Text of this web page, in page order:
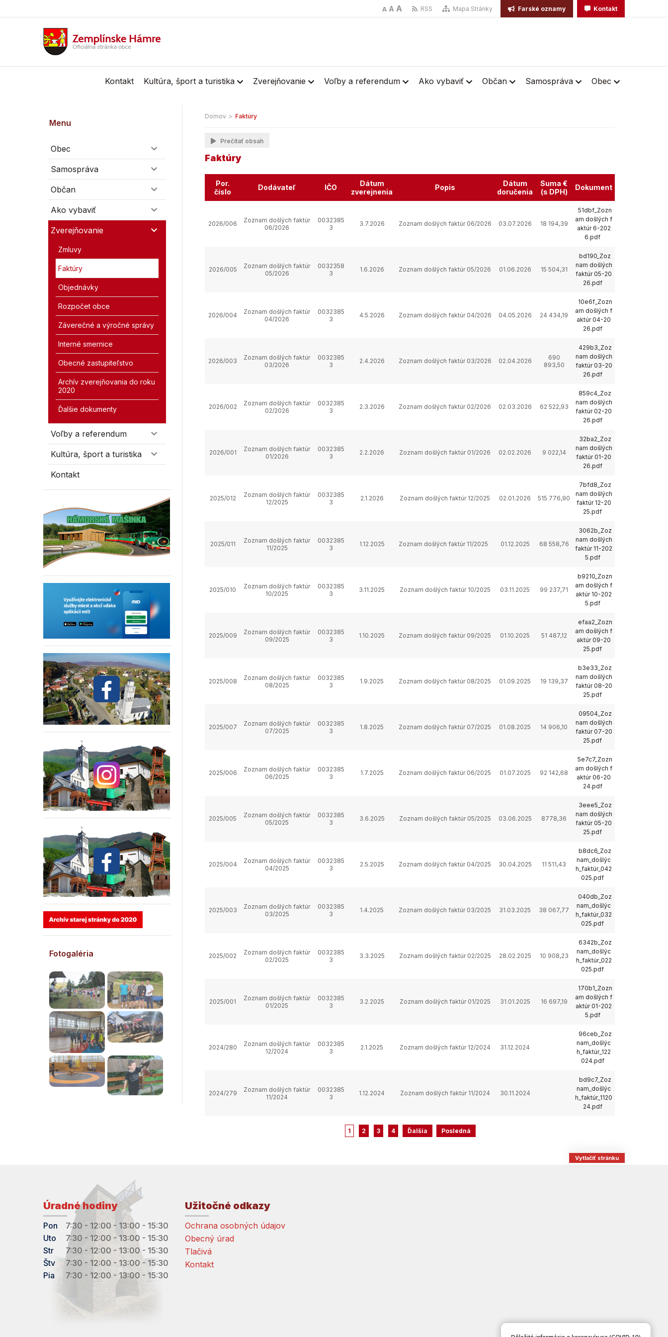
A A A RSS Mapa Stránky Farské oznamy Kontakt
Kontakt Kultúra, šport a turistika Zverejňovanie Voľby a referendum Ako vybaviť Občan Samospráva Obec
Menu
Obec
Samospráva
Občan
Ako vybaviť
Zverejňovanie
Zmluvy
Faktúry
Objednávky
Rozpočet obce
Záverečné a výročné správy
Interné smernice
Obecné zastupiteľstvo
Archív zverejňovania do roku
2020
Ďalšie dokumenty
Voľby a referendum
Kultúra, šport a turistika
Kontakt
Fotogaléria
Domov > Faktúry
Prečítať obsah
Faktúry
Por.
číslo
Dodávateľ IČO
Dátum
zverejnenia
Popis
Dátum
doručenia
Suma €
(s DPH)
Dokument
2026/006
Zoznam došlých faktúr
06/2026
0032385
3
3.7.2026 Zoznam došlých faktúr 06/2026 03.07.2026 18 194,39
51dbf_Zozn
am došlých f
aktúr 6-202
6.pdf
2026/005
Zoznam došlých faktúr
05/2026
0032358
3
1.6.2026 Zoznam došlých faktúr 05/2026 01.06.2026 15 504,31
bd190_Zoz
nam došlých
faktúr 05-20
26.pdf
2026/004
Zoznam došlých faktúr
04/2026
0032385
3
4.5.2026 Zoznam došlých faktúr 04/2026 04.05.2026 24 434,19
10e6f_Zozn
am došlých f
aktúr 04-20
26.pdf
2026/003
Zoznam došlých faktúr
03/2026
0032385
3
2.4.2026 Zoznam došlých faktúr 03/2026 02.04.2026
690
893,50
429b3_Zoz
nam došlých
faktúr 03-20
26.pdf
2026/002
Zoznam došlých faktúr
02/2026
0032385
3
2.3.2026 Zoznam došlých faktúr 02/2026 02.03.2026 62 522,93
859c4_Zoz
nam došlých
faktúr 02-20
26.pdf
2026/001
Zoznam došlých faktúr
01/2026
0032385
3
2.2.2026 Zoznam došlých faktúr 01/2026 02.02.2026 9 022,14
32ba2_Zoz
nam došlých
faktúr 01-20
26.pdf
2025/012
Zoznam došlých faktúr
12/2025
0032385
3
2.1.2026 Zoznam došlých faktúr 12/2025 02.01.2026 515 776,90
7bfd8_Zoz
nam došlých
faktúr 12-20
25.pdf
2025/011
Zoznam došlých faktúr
11/2025
0032385
3
1.12.2025 Zoznam došlých faktúr 11/2025 01.12.2025 68 558,76
3062b_Zoz
nam došlých
faktúr 11-202
5.pdf
2025/010
Zoznam došlých faktúr
10/2025
0032385
3
3.11.2025 Zoznam došlých faktúr 10/2025 03.11.2025 99 237,71
b9210_Zozn
am došlých f
aktúr 10-202
5.pdf
2025/009
Zoznam došlých faktúr
09/2025
0032385
3
1.10.2025 Zoznam došlých faktúr 09/2025 01.10.2025 51 487,12
efaa2_Zozn
am došlých f
aktúr 09-20
25.pdf
2025/008
Zoznam došlých faktúr
08/2025
0032385
3
1.9.2025 Zoznam došlých faktúr 08/2025 01.09.2025 19 139,37
b3e33_Zoz
nam došlých
faktúr 08-20
25.pdf
2025/007
Zoznam došlých faktúr
07/2025
0032385
3
1.8.2025 Zoznam došlých faktúr 07/2025 01.08.2025 14 906,10
09504_Zoz
nam došlých
faktúr 07-20
25.pdf
2025/006
Zoznam došlých faktúr
06/2025
0032385
3
1.7.2025 Zoznam došlých faktúr 06/2025 01.07.2025 92 142,68
5e7c7_Zozn
am došlých f
aktúr 06-20
24.pdf
2025/005
Zoznam došlých faktúr
05/2025
0032385
3
3.6.2025 Zoznam došlých faktúr 05/2025 03.06.2025 8778,36
3eee5_Zoz
nam došlých
faktúr 05-20
25.pdf
2025/004
Zoznam došlých faktúr
04/2025
0032385
3
2.5.2025 Zoznam došlých faktúr 04/2025 30.04.2025 11 511,43
b8dc6_Zoz
nam_došlýc
h_faktúr_042
025.pdf
2025/003
Zoznam došlých faktúr
03/2025
0032385
3
1.4.2025 Zoznam došlých faktúr 03/2025 31.03.2025 38 067,77
040db_Zoz
nam_došlýc
h_faktúr_032
025.pdf
2025/002
Zoznam došlých faktúr
02/2025
0032385
3
3.3.2025 Zoznam došlých faktúr 02/2025 28.02.2025 10 908,23
6342b_Zoz
nam_došlýc
h_faktúr_022
025.pdf
2025/001
Zoznam došlých faktúr
01/2025
0032385
3
3.2.2025 Zoznam došlých faktúr 01/2025 31.01.2025 16 697,19
170b1_Zozn
am došlých f
aktúr 01-202
5.pdf
2024/280
Zoznam došlých faktúr
12/2024
0032385
3
2.1.2025 Zoznam došlých faktúr 12/2024 31.12.2024
96ceb_Zoz
nam_došlýc
h_faktúr_122
024.pdf
2024/279
Zoznam došlých faktúr
11/2024
0032385
3
1.12.2024 Zoznam došlých faktúr 11/2024 30.11.2024
bd9c7_Zoz
nam_došlýc
h_faktúr_1120
24.pdf
1 2 3 4 Ďalšia Posledná
Vytlačiť stránku
Úradné hodiny
Pon
7:30 - 12:00 - 13:00 - 15:30
Uto
7:30 - 12:00 - 13:00 - 15:30
Str
7:30 - 12:00 - 13:00 - 15:30
Štv
7:30 - 12:00 - 13:00 - 15:30
Pia
7:30 - 12:00 - 13:00 - 15:30
Užitočné odkazy
Ochrana osobných údajov
Obecný úrad
Tlačivá
Kontakt